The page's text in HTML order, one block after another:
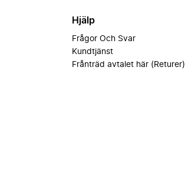
Hjälp
Frågor Och Svar
Kundtjänst
Frånträd avtalet här (Returer)